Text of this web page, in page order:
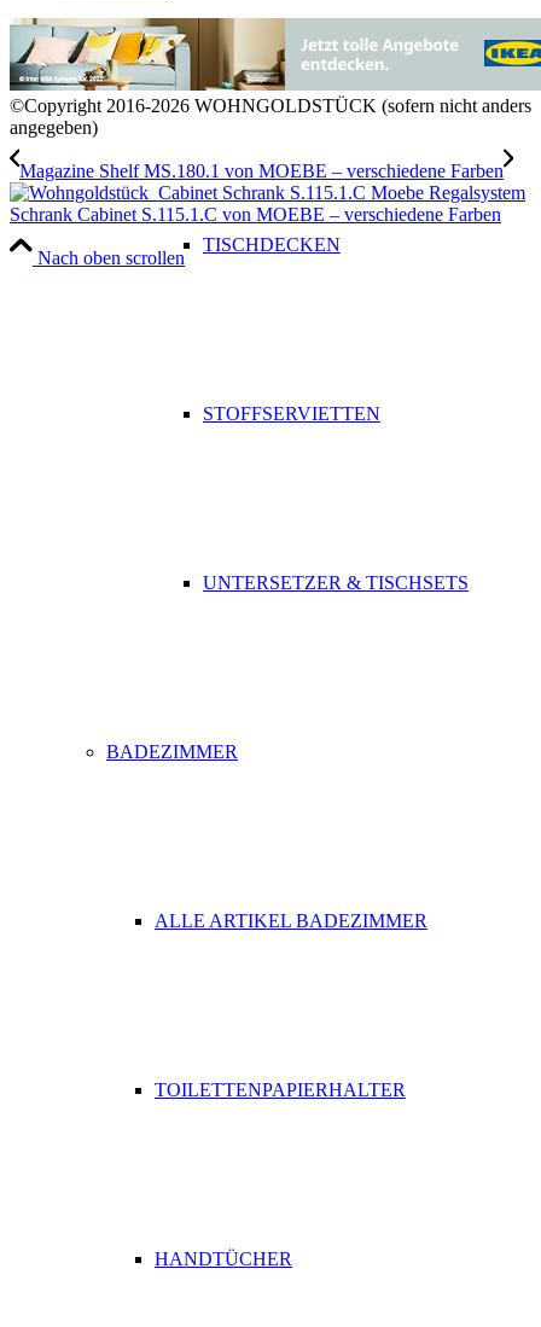
TISCH DECKEN
TISCHDECKEN
STOFFSERVIETTEN
UNTERSETZER & TISCHSETS
BADEZIMMER
ALLE ARTIKEL BADEZIMMER
TOILETTENPAPIERHALTER
HANDTÜCHER
©Copyright 2016-2026 WOHNGOLDSTÜCK (sofern nicht anders
angegeben)
Magazine Shelf MS.180.1 von MOEBE – verschiedene Farben
Schrank Cabinet S.115.1.C von MOEBE – verschiedene Farben
Nach oben scrollen